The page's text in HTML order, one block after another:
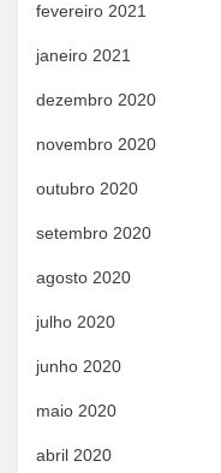
fevereiro 2021
janeiro 2021
dezembro 2020
novembro 2020
outubro 2020
setembro 2020
agosto 2020
julho 2020
junho 2020
maio 2020
abril 2020